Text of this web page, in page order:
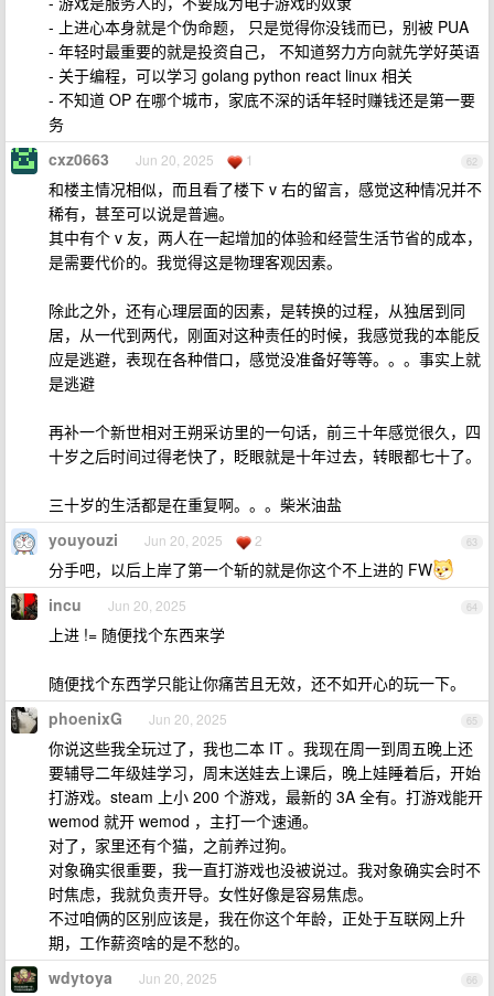
- 上进心本身就是个伪命题， 只是觉得你没钱而已，别被 PUA
- 年轻时最重要的就是投资自己， 不知道努力方向就先学好英语
- 关于编程，可以学习 golang python react linux 相关
- 不知道 OP 在哪个城市，家底不深的话年轻时赚钱还是第一要
务
62
cxz0663 Jun 20, 2025 1
和楼主情况相似，而且看了楼下 v 右的留言，感觉这种情况并不
稀有，甚至可以说是普遍。
其中有个 v 友，两人在一起增加的体验和经营生活节省的成本，
是需要代价的。我觉得这是物理客观因素。
除此之外，还有心理层面的因素，是转换的过程，从独居到同
居，从一代到两代，刚面对这种责任的时候，我感觉我的本能反
应是逃避，表现在各种借口，感觉没准备好等等。。。事实上就
是逃避
再补一个新世相对王朔采访里的一句话，前三十年感觉很久，四
十岁之后时间过得老快了，眨眼就是十年过去，转眼都七十了。
三十岁的生活都是在重复啊。。。柴米油盐
63
youyouzi Jun 20, 2025 2
分手吧，以后上岸了第一个斩的就是你这个不上进的 FW
64
incu Jun 20, 2025
上进 != 随便找个东西来学
随便找个东西学只能让你痛苦且无效，还不如开心的玩一下。
65
phoenixG Jun 20, 2025
你说这些我全玩过了，我也二本 IT 。我现在周一到周五晚上还
要辅导二年级娃学习，周末送娃去上课后，晚上娃睡着后，开始
打游戏。steam 上小 200 个游戏，最新的 3A 全有。打游戏能开
wemod 就开 wemod ，主打一个速通。
对了，家里还有个猫，之前养过狗。
对象确实很重要，我一直打游戏也没被说过。我对象确实会时不
时焦虑，我就负责开导。女性好像是容易焦虑。
不过咱俩的区别应该是，我在你这个年龄，正处于互联网上升
期，工作薪资啥的是不愁的。
66
wdytoya Jun 20, 2025